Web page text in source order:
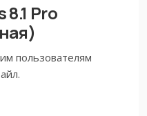
Pro
пользователям